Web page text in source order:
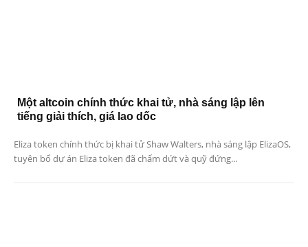
Một altcoin chính thức khai tử, nhà sáng lập lên
tiếng giải thích, giá lao dốc
Eliza token chính thức bị khai tử Shaw Walters, nhà sáng lập ElizaOS,
tuyên bố dự án Eliza token đã chấm dứt và quỹ đứng...